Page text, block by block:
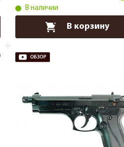
В наличии
В корзину